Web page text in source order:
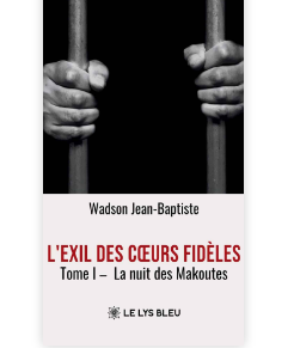
« Une nuit suffit
parfois pour briser
une famille… mais
certaines fidélités
traversent les
années. » Haïti,
sous la dictature
des Duvalier. La
peur s’étend
jusque dans les
villages les plus
reculés. À Bainet,
Jean-Joël Joli
mène une
avec sa famille.